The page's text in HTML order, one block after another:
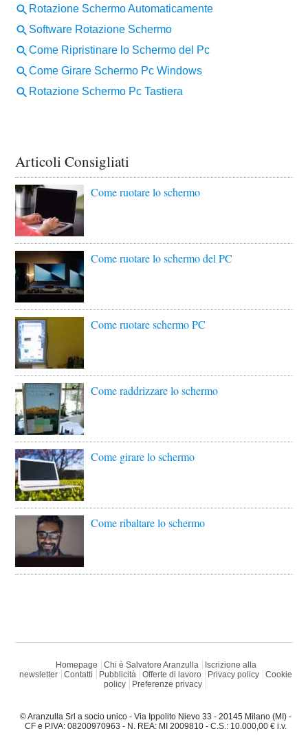
Articoli Consigliati
Come ruotare lo schermo
Come ruotare lo schermo del PC
Come ruotare schermo PC
Come raddrizzare lo schermo
Come girare lo schermo
Come ribaltare lo schermo
Homepage Chi è Salvatore Aranzulla
Iscrizione alla
newsletter
Contatti Pubblicità Offerte di lavoro Privacy policy
Cookie
policy
Preferenze privacy
© Aranzulla Srl a socio unico - Via Ippolito Nievo 33 - 20145 Milano (MI) -
CF e P.IVA: 08200970963 - N. REA: MI 2009810 - C.S.: 10.000,00 € i.v.